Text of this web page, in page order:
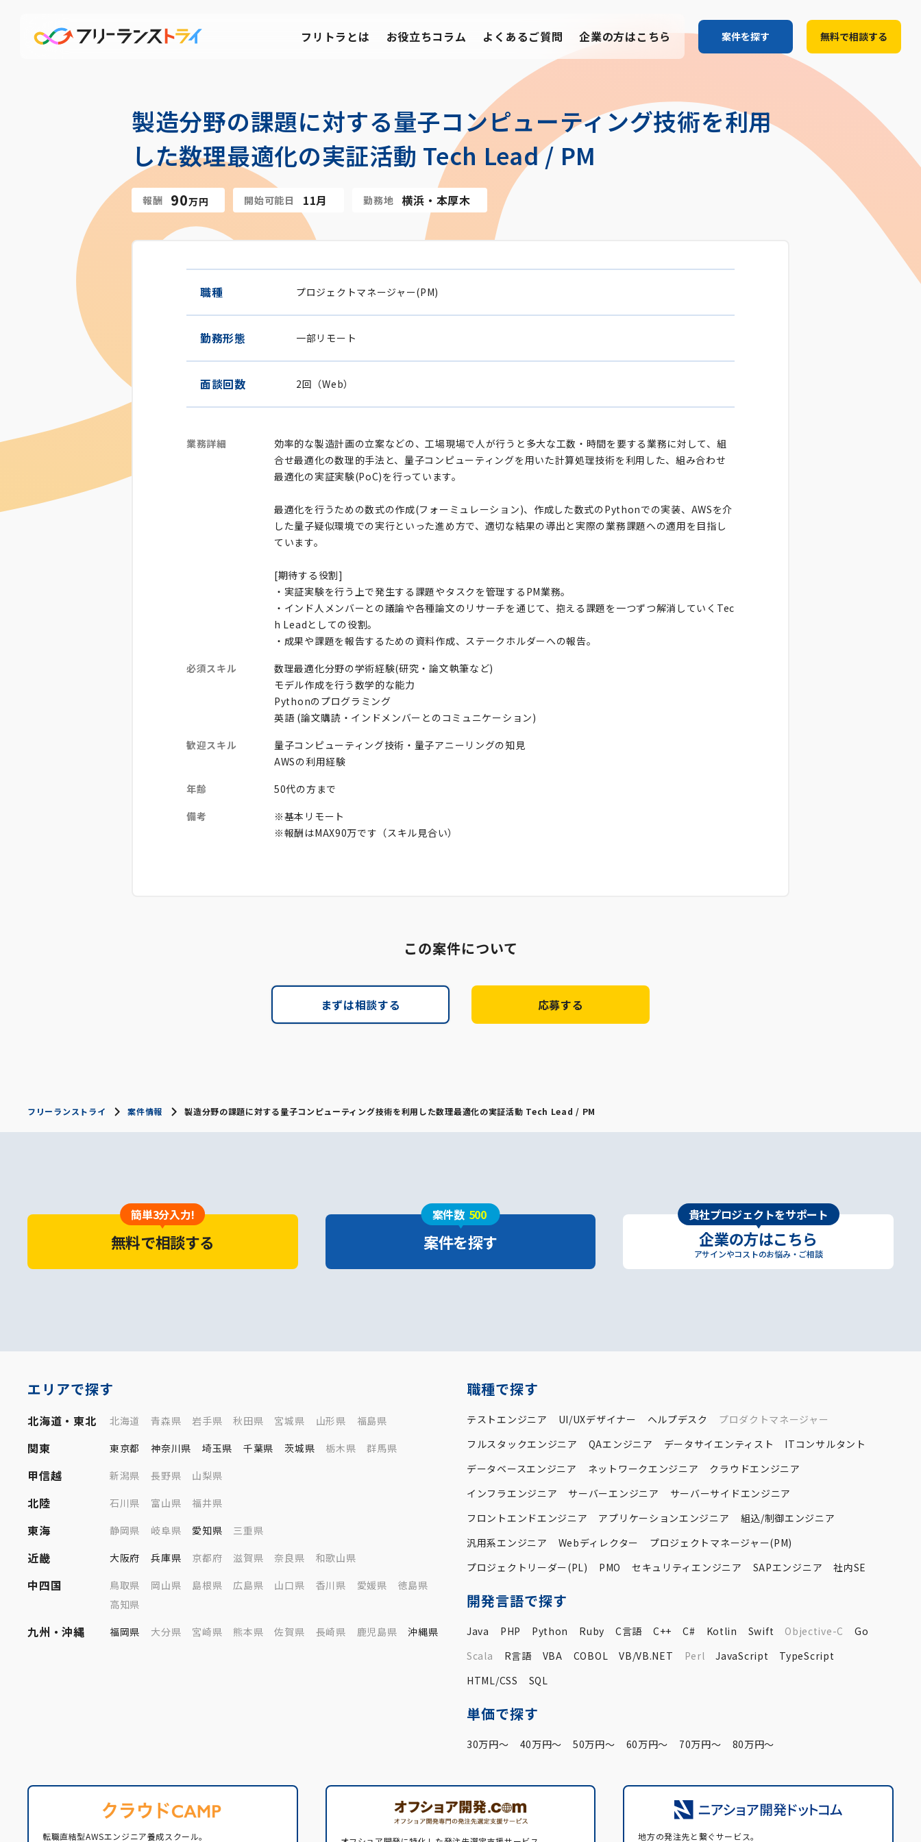
フリトラとは お役立ちコラム よくあるご質問 企業の方はこちら 案件を探す 無料で相談する
製造分野の課題に対する量子コンピューティング技術を利用
した数理最適化の実証活動 Tech Lead / PM
報酬 90万円 開始可能日 11月 勤務地 横浜・本厚木
職種 プロジェクトマネージャー(PM)
勤務形態 一部リモート
面談回数 2回（Web）
業務詳細
効率的な製造計画の立案などの、工場現場で人が行うと多大な工数・時間を要する業務に対して、組
合せ最適化の数理的手法と、量子コンピューティングを用いた計算処理技術を利用した、組み合わせ
最適化の実証実験(PoC)を行っています。
最適化を行うための数式の作成(フォーミュレーション)、作成した数式のPythonでの実装、AWSを介
した量子疑似環境での実行といった進め方で、適切な結果の導出と実際の業務課題への適用を目指し
ています。
[期待する役割]
・実証実験を行う上で発生する課題やタスクを管理するPM業務。
・インド人メンバーとの議論や各種論文のリサーチを通じて、抱える課題を一つずつ解消していくTec
h Leadとしての役割。
・成果や課題を報告するための資料作成、ステークホルダーへの報告。
必須スキル
数理最適化分野の学術経験(研究・論文執筆など)
モデル作成を行う数学的な能力
Pythonのプログラミング
英語 (論文購読・インドメンバーとのコミュニケーション)
歓迎スキル
量子コンピューティング技術・量子アニーリングの知見
AWSの利用経験
年齢
50代の方まで
備考
※基本リモート
※報酬はMAX90万です（スキル見合い）
この案件について
まずは相談する 応募する
フリーランストライ 案件情報 製造分野の課題に対する量子コンピューティング技術を利用した数理最適化の実証活動 Tech Lead / PM
簡単3分入力!
無料で相談する
案件数 500
案件を探す
貴社プロジェクトをサポート
企業の方はこちら
アサインやコストのお悩み・ご相談
エリアで探す
北海道・東北 北海道 青森県 岩手県 秋田県 宮城県 山形県 福島県
関東 東京都 神奈川県 埼玉県 千葉県 茨城県 栃木県 群馬県
甲信越 新潟県 長野県 山梨県
北陸 石川県 富山県 福井県
東海 静岡県 岐阜県 愛知県 三重県
近畿 大阪府 兵庫県 京都府 滋賀県 奈良県 和歌山県
中四国 鳥取県 岡山県 島根県 広島県 山口県 香川県 愛媛県
徳島県
高知県
九州・沖縄 福岡県 大分県 宮崎県 熊本県 佐賀県 長崎県 鹿児島県 沖縄県
職種で探す
テストエンジニア UI/UXデザイナー ヘルプデスク
プロダクトマネージャー
フルスタックエンジニア
QAエンジニア データサイエンティスト
ITコンサルタント
データベースエンジニア
ネットワークエンジニア
クラウドエンジニア
インフラエンジニア
サーバーエンジニア
サーバーサイドエンジニア
フロントエンドエンジニア
アプリケーションエンジニア
組込/制御エンジニア
汎用系エンジニア
Webディレクター
プロジェクトマネージャー(PM)
プロジェクトリーダー(PL)
PMO セキュリティエンジニア SAPエンジニア 社内SE
開発言語で探す
Java PHP Python Ruby C言語 C++ C# Kotlin Swift Objective-C
Go
Scala
R言語 VBA COBOL VB/VB.NET Perl JavaScript
TypeScript
HTML/CSS
SQL
単価で探す
30万円〜 40万円〜 50万円〜 60万円〜 70万円〜 80万円〜
転職直結型AWSエンジニア養成スクール。 地方の発注先と繋ぐサービス。